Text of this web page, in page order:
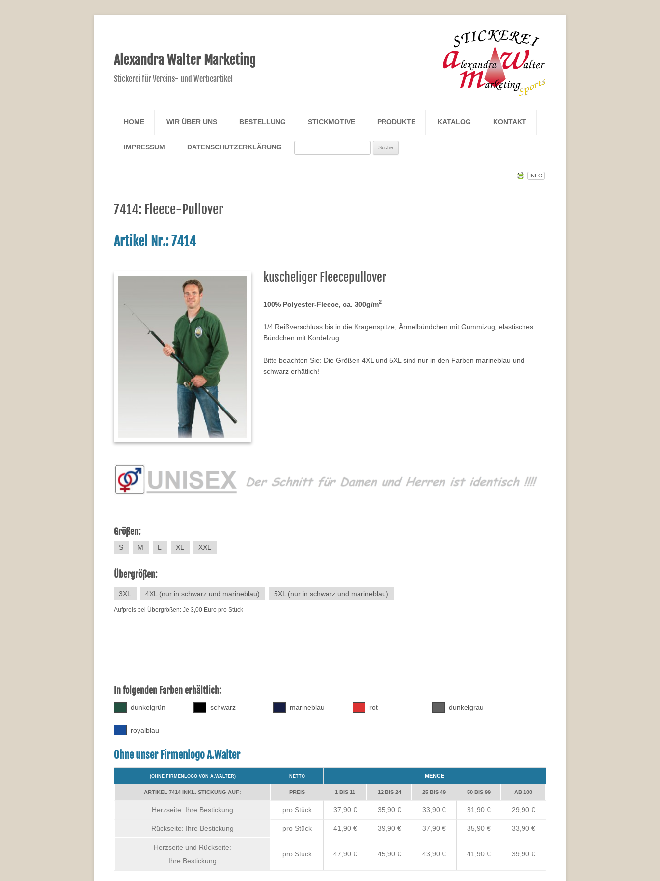
Alexandra Walter Marketing
Stickerei für Vereins- und Werbeartikel
HOME
WIR ÜBER UNS BESTELLUNG STICKMOTIVE PRODUKTE KATALOG KONTAKT
IMPRESSUM DATENSCHUTZERKLÄRUNG
INFO
7414: Fleece-Pullover
Artikel Nr.: 7414
kuscheliger Fleecepullover
100% Polyester-Fleece, ca. 300g/m2
1/4 Reißverschluss bis in die Kragenspitze, Ärmelbündchen mit Gummizug, elastisches
Bündchen mit Kordelzug.
Bitte beachten Sie: Die Größen 4XL und 5XL sind nur in den Farben marineblau und
schwarz erhätlich!
Größen:
S M L XL XXL
Übergrößen:
3XL 4XL (nur in schwarz und marineblau) 5XL (nur in schwarz und marineblau)
Aufpreis bei Übergrößen: Je 3,00 Euro pro Stück
In folgenden Farben erhältlich:
dunkelgrün schwarz marineblau rot dunkelgrau
royalblau
Ohne unser Firmenlogo A.Walter
(OHNE FIRMENLOGO VON A.WALTER) NETTO MENGE
ARTIKEL 7414 INKL. STICKUNG AUF: PREIS 1 BIS 11 12 BIS 24 25 BIS 49 50 BIS 99 AB 100
Herzseite: Ihre Bestickung pro Stück 37,90 € 35,90 € 33,90 € 31,90 € 29,90 €
Rückseite: Ihre Bestickung pro Stück 41,90 € 39,90 € 37,90 € 35,90 € 33,90 €
Herzseite und Rückseite:
Ihre Bestickung
pro Stück 47,90 € 45,90 € 43,90 € 41,90 € 39,90 €